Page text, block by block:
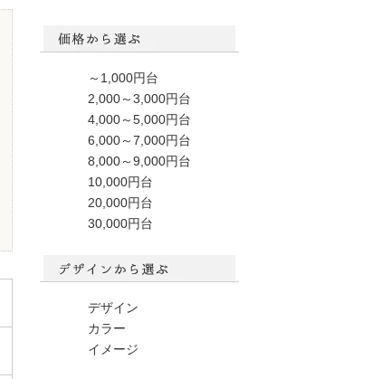
～1,000円台
2,000～3,000円台
4,000～5,000円台
6,000～7,000円台
8,000～9,000円台
10,000円台
20,000円台
30,000円台
デザイン
カラー
イメージ